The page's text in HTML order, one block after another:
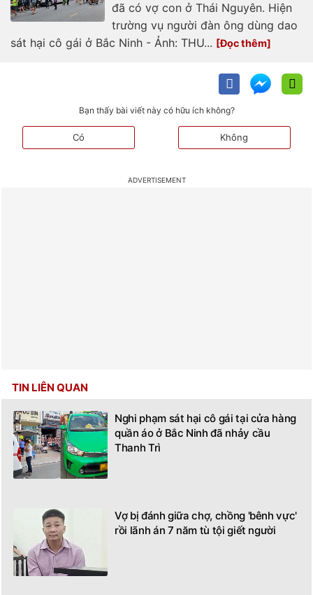
đã có vợ con ở Thái Nguyên. Hiện
trường vụ người đàn ông dùng dao
sát hại cô gái ở Bắc Ninh - Ảnh: THU...
Bạn thấy bài viết này có hữu ích không?
Có Không
TIN LIÊN QUAN
Nghi phạm sát hại cô gái tại cửa hàng
quần áo ở Bắc Ninh đã nhảy cầu
Thanh Trì
Vợ bị đánh giữa chợ, chồng 'bênh vực'
rồi lãnh án 7 năm tù tội giết người